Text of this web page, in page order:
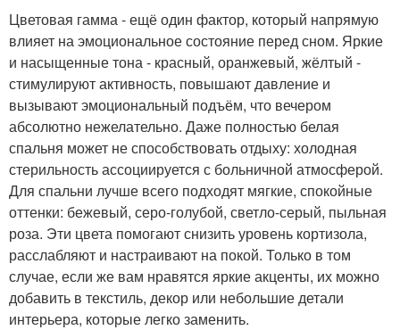
Цветовая гамма - ещё один фактор, который напрямую
влияет на эмоциональное состояние перед сном. Яркие
и насыщенные тона - красный, оранжевый, жёлтый -
стимулируют активность, повышают давление и
вызывают эмоциональный подъём, что вечером
абсолютно нежелательно. Даже полностью белая
спальня может не способствовать отдыху: холодная
стерильность ассоциируется с больничной атмосферой.
Для спальни лучше всего подходят мягкие, спокойные
оттенки: бежевый, серо-голубой, светло-серый, пыльная
роза. Эти цвета помогают снизить уровень кортизола,
расслабляют и настраивают на покой. Только в том
случае, если же вам нравятся яркие акценты, их можно
добавить в текстиль, декор или небольшие детали
интерьера, которые легко заменить.